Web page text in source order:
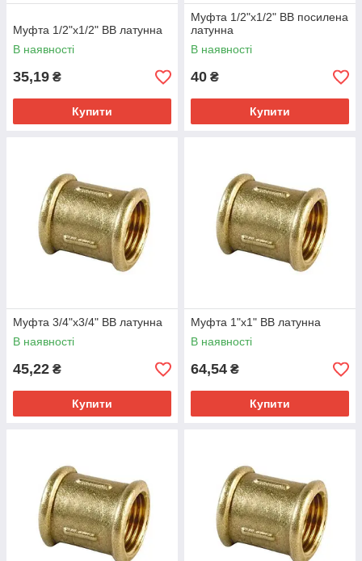
Муфта 1/2"х1/2" ВВ латунна
В наявності
35,19 ₴
Купити
Муфта 1/2"х1/2" ВВ посилена
латунна
В наявності
40 ₴
Купити
Муфта 3/4"х3/4" ВВ латунна
В наявності
45,22 ₴
Купити
Муфта 1"х1" ВВ латунна
В наявності
64,54 ₴
Купити